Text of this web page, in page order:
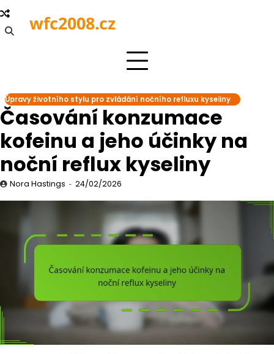
Skip
to
content
wfc2008.cz
Úpravy životního stylu pro zvládání nočního refluxu kyseliny
Časování konzumace
kofeinu a jeho účinky na
noční reflux kyseliny
Nora Hastings 24/02/2026